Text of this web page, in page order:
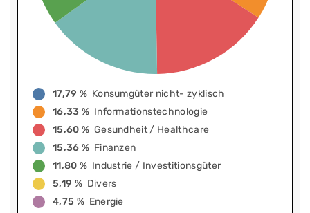
17,79 % Konsumgüter nicht- zyklisch
16,33 % Informationstechnologie
15,60 % Gesundheit / Healthcare
15,36 % Finanzen
11,80 % Industrie / Investitionsgüter
5,19 % Divers
4,75 % Energie